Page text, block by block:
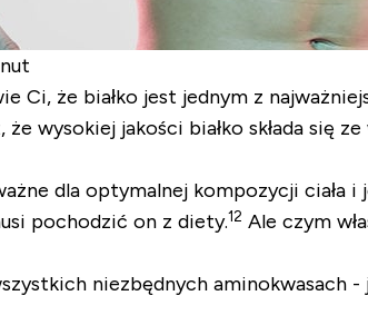
Ci, że białko jest jednym z
wysokiej jakości białko składa się
dla optymalnej kompozycji ciała
pochodzić on z diety.12 Ale czym
niezbędnych aminokwasach